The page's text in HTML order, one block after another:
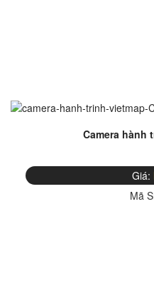
Camera hành
Giá:
Mã